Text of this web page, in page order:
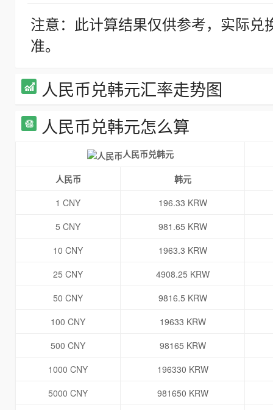
注意：此计算结果仅供参考，实际
准。
人民币兑韩元汇率走势图
人民币兑韩元怎么算
人民币兑韩元
人民币
韩元
1 CNY
196.33 KRW
5 CNY
981.65 KRW
10 CNY
1963.3 KRW
25 CNY
4908.25 KRW
50 CNY
9816.5 KRW
100 CNY
19633 KRW
500 CNY
98165 KRW
1000 CNY
196330 KRW
5000 CNY
981650 KRW